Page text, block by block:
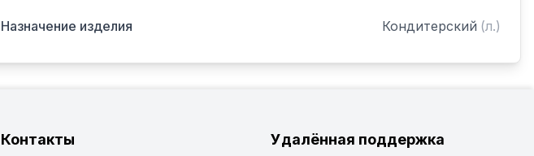
Назначение изделия Кондитерский (л.)
Контакты Удалённая поддержка